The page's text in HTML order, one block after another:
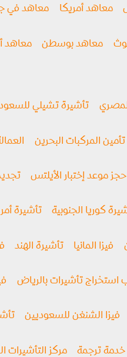
معاهد أمريكا معاهد في
معاهد بوسطن معاهد
تأشيرة تشيلي
تأمين المركبات البحرين
حجز موعد إختبار الأيلتس
كوريا الجنوبية تأشيرة
فيزا المانيا تأشيرة الهند
استخراج تأشيرات بالرياض
فيزا الشنغن للسعوديين
خدمة ترجمة مركز التأشيرات